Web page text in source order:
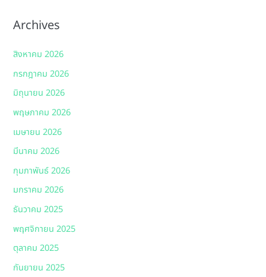
Archives
สิงหาคม 2026
กรกฎาคม 2026
มิถุนายน 2026
พฤษภาคม 2026
เมษายน 2026
มีนาคม 2026
กุมภาพันธ์ 2026
มกราคม 2026
ธันวาคม 2025
พฤศจิกายน 2025
ตุลาคม 2025
กันยายน 2025